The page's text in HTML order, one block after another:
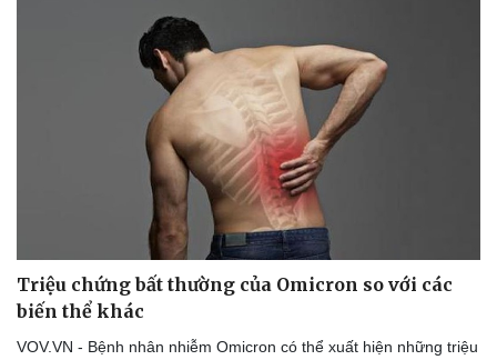
Săn Tour
check-in
Podcast
Câu chuyện thời sự
Đọc truyện đêm khuya
Hạt giống tâm hồn
Triệu chứng bất thường của Omicron so với các
biến thể khác
VOV.VN - Bệnh nhân nhiễm Omicron có thể xuất hiện những triệu